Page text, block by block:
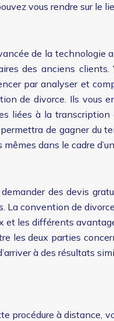
vous rendre sur le
de la technologie
des anciens clients.
par analyser et
de divorce. Ils vous
liées à la
de gagner du
dans le cadre
des devis
convention de
les différents
les deux parties
à des résultats
à distance,